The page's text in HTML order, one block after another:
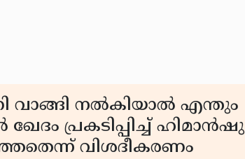
വാങ്ങി നൽകിയാൽ എന്തും
പ്രകടിപ്പിച്ച് ഹിമാൻഷു
വിശദീകരണം